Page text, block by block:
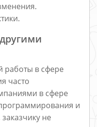
работы в сфере
часто
в сфере
и
не